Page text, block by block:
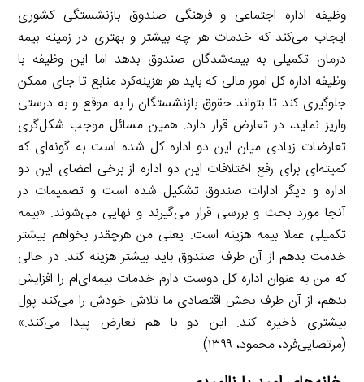
وظیفه اداره اجتماعی و فرهنگی صندوق بازنشستگی کشوری
ایجاب می‌کند که خدمات هر چه بیشتر و بهتری در زمینه بیمه
درمان تکمیلی به بیمه‌شدگان صندوق بدهد اما این وظیفه با
وظیفه اداره کل امور مالی که باید هر هزینه‌کرد منابع تا جای ممکن
جلوگیری کند تا بتواند حقوق بازنشستگان را به موقع و به درستی
واریز نماید، در تعارض قرار دارد. همین مسائل موجب شکل‌گری
تعارضات زیادی میان این دو اداره کل شده است به گونه‌ای که
کمیته‌ای برای رفع اختلافات این دو اداره از برخی اعضای این دو
اداره و دیگر ادارات صندوق تشکیل شده است و تصمیمات در
آنجا مورد بحث و بررسی قرار می‌گیرند و نهایی می‌شوند. «بیمه
تکمیلی عملا بیمه هزینه است. یعنی من هرچقدر بخواهم بیشتر
خدمت بدهم از آن طرف صندوق باید بیشتر هزینه کند. در حالی
که من به عنوان اداره کل دوست دارم خدمات بیمه‌ای‌ام را افزایش
بدهم، از آن طرف بخش اقتصادی ما تلاش خودش را می‌کند پول
بیشتری ذخیره کند. این دو با هم تعارض پیدا می‌کند.»
(مرتضایی‌فرد، محمود، ۱۳۹۹)